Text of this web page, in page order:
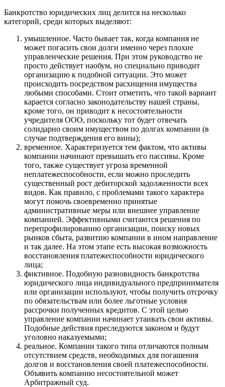
Банкротство юридических лиц делится на несколько
категорий, среди которых выделяют:
умышленное. Часто бывает так, когда компания не
может погасить свои долги именно через плохие
управленческие решения. При этом руководство не
просто действует наобум, но специально приводит
организацию к подобной ситуации. Это может
происходить посредством расхищения имущества
любыми способами. Стоит отметить, что такой вариант
карается согласно законодательству нашей страны,
кроме того, он приводит к несостоятельности
учредителя ООО, поскольку тот будет отвечать
солидарно своим имуществом по долгах компании (в
случае подтверждения его вины);
временное. Характеризуется тем фактом, что активы
компании начинают превышать его пассивы. Кроме
того, также существует угроза временной
неплатежеспособности, если можно проследить
существенный рост дебиторской задолженности всех
видов. Как правило, с проблемами такого характера
могут помочь своевременно принятые
административные меры или внешнее управление
компанией. Эффективными считаются решения по
перепрофилированию организации, поиску новых
рынков сбыта, развитию компании в ином направление
и так далее. На этом этапе есть высокая возможность
восстановления платежеспособности юридического
лица;
фиктивное. Подобную разновидность банкротства
юридического лица индивидуального предпринимателя
или организации используют, чтобы получить отсрочку
по обязательствам или более льготные условия
рассрочки полученных кредитов. С этой целью
управление компании начинает утаивать свои активы.
Подобные действия преследуются законом и будут
уголовно наказуемыми;
реальное. Компании такого типа отличаются полным
отсутствием средств, необходимых для погашения
долгов и восстановления своей платежеспособности.
Объявить компанию несостоятельной может
Арбитражный суд.